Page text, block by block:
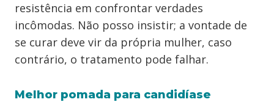
resistência em confrontar verdades
incômodas. Não posso insistir; a vontade de
se curar deve vir da própria mulher, caso
contrário, o tratamento pode falhar.
Melhor pomada para candidíase